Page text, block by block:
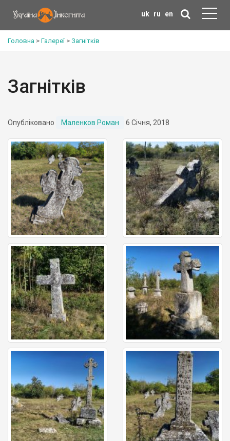
uk ru en
Головна > Галереї> Загнітків
Загнітків
Опубліковано Маленков Роман 6 Січня, 2018